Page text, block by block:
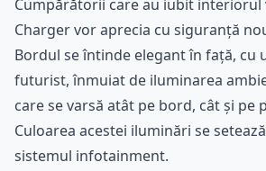
Cumpărătorii care au iubit interiorul
Charger vor aprecia cu siguranță
Bordul se întinde elegant în față, cu
futurist, înmuiat de iluminarea
care se varsă atât pe bord, cât și pe
Culoarea acestei iluminări se
sistemul infotainment.